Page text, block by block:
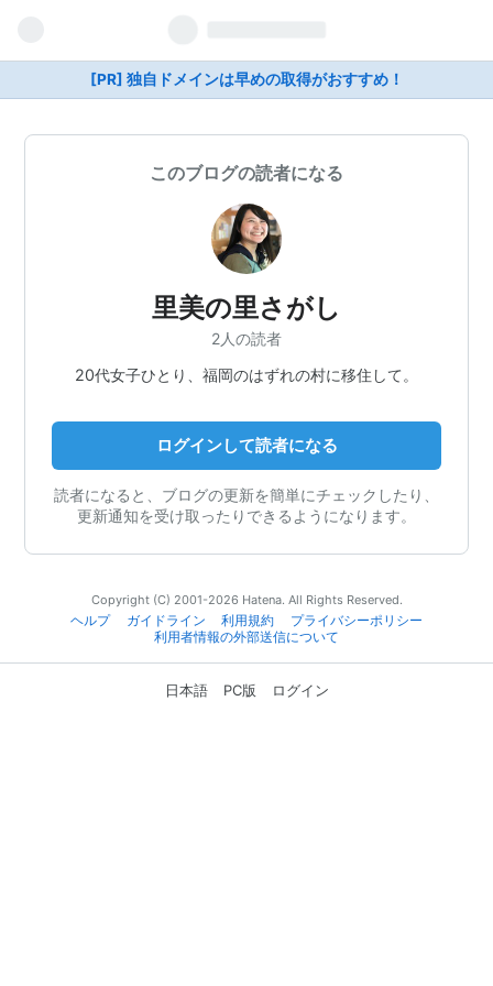
[PR] 独自ドメインは早めの取得がおすすめ！
このブログの読者になる
里美の里さがし
2人の読者
20代女子ひとり、福岡のはずれの村に移住して。
ログインして読者になる
読者になると、ブログの更新を簡単にチェックしたり、
更新通知を受け取ったりできるようになります。
Copyright (C) 2001-2026 Hatena. All Rights Reserved.
ヘルプ
ガイドライン 利用規約
プライバシーポリシー
利用者情報の外部送信について
日本語 PC版 ログイン